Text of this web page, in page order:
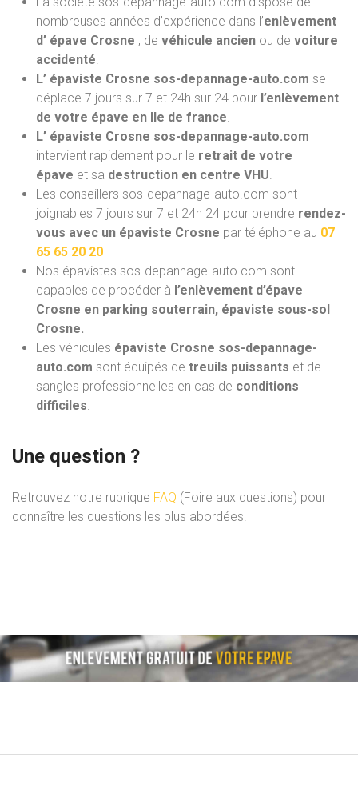
nombreuses années d’expérience dans l’enlèvement
d’ épave Crosne , de véhicule ancien ou de voiture
accidenté.
L’ épaviste Crosne sos-depannage-auto.com se
déplace 7 jours sur 7 et 24h sur 24 pour l’enlèvement
de votre épave en Ile de france.
L’ épaviste Crosne sos-depannage-auto.com
intervient rapidement pour le retrait de votre
épave et sa destruction en centre VHU.
Les conseillers sos-depannage-auto.com sont
joignables 7 jours sur 7 et 24h 24 pour prendre rendez-
vous avec un épaviste Crosne par téléphone au 07
65 65 20 20
Nos épavistes sos-depannage-auto.com sont
capables de procéder à l’enlèvement d’épave
Crosne en parking souterrain, épaviste sous-sol
Crosne.
Les véhicules épaviste Crosne sos-depannage-
auto.com sont équipés de treuils puissants et de
sangles professionnelles en cas de conditions
difficiles.
Une question ?
Retrouvez notre rubrique FAQ (Foire aux questions) pour
connaître les questions les plus abordées.